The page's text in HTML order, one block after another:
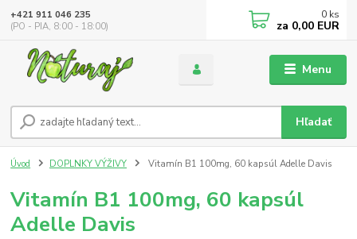
Menu
Hľadať
+421 911 046 235
(PO - PIA, 8:00 - 18:00)
0 ks
za 0,00 EUR
Úvod DOPLNKY VÝŽIVY Vitamín B1 100mg, 60 kapsúl Adelle Davis
Vitamín B1 100mg, 60 kapsúl
Adelle Davis